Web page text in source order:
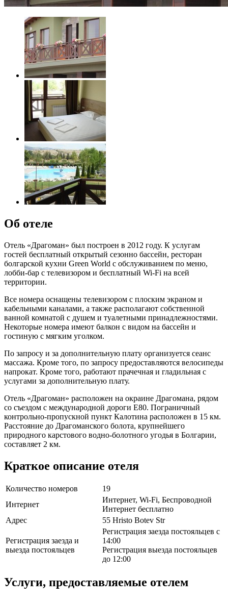
Об отеле
Отель «Драгоман» был построен в 2012 году. К услугам
гостей бесплатный открытый сезонно бассейн, ресторан
болгарской кухни Green World с обслуживанием по меню,
лобби-бар с телевизором и бесплатный Wi-Fi на всей
территории.
Все номера оснащены телевизором с плоским экраном и
кабельными каналами, а также располагают собственной
ванной комнатой с душем и туалетными принадлежностями.
Некоторые номера имеют балкон с видом на бассейн и
гостиную с мягким уголком.
По запросу и за дополнительную плату организуется сеанс
массажа. Кроме того, по запросу предоставляются велосипеды
напрокат. Кроме того, работают прачечная и гладильная с
услугами за дополнительную плату.
Отель «Драгоман» расположен на окраине Драгомана, рядом
со съездом с международной дороги E80. Пограничный
контрольно-пропускной пункт Калотина расположен в 15 км.
Расстояние до Драгоманского болота, крупнейшего
природного карстового водно-болотного угодья в Болгарии,
составляет 2 км.
Краткое описание отеля
Количество номеров
19
Интернет
Интернет, Wi-Fi, Беспроводной
Интернет бесплатно
Адрес
55 Hristo Botev Str
Регистрация заезда и
выезда постояльцев
Регистрация заезда постояльцев с
14:00
Регистрация выезда постояльцев
до 12:00
Услуги, предоставляемые отелем